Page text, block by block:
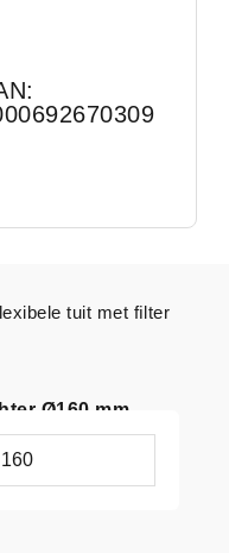
Ø160 mm
160
tuit met ﬁlter